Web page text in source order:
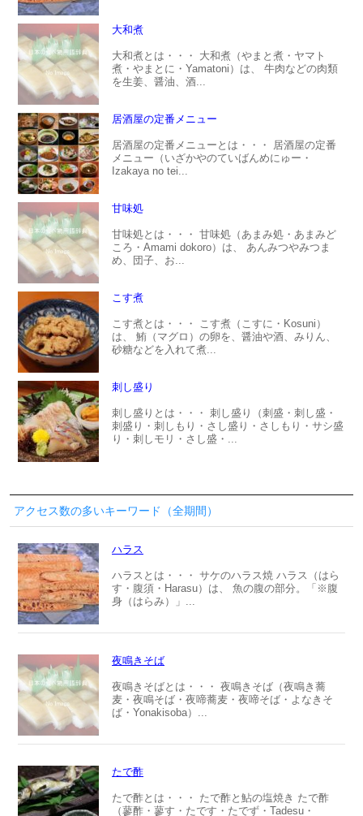
大和煮
大和煮とは・・・ 大和煮（やまと煮・ヤマト
煮・やまとに・Yamatoni）は、 牛肉などの肉類
を生姜、醤油、酒...
居酒屋の定番メニュー
居酒屋の定番メニューとは・・・ 居酒屋の定番
メニュー（いざかやのていばんめにゅー・
Izakaya no tei...
甘味処
甘味処とは・・・ 甘味処（あまみ処・あまみど
ころ・Amami dokoro）は、 あんみつやみつま
め、団子、お...
こす煮
こす煮とは・・・ こす煮（こすに・Kosuni）
は、 鮪（マグロ）の卵を、醤油や酒、みりん、
砂糖などを入れて煮...
刺し盛り
刺し盛りとは・・・ 刺し盛り（刺盛・刺し盛・
刺盛り・刺しもり・さし盛り・さしもり・サシ盛
り・刺しモリ・さし盛・...
アクセス数の多いキーワード（全期間）
ハラス
ハラスとは・・・ サケのハラス焼 ハラス（はら
す・腹須・Harasu）は、 魚の腹の部分。「※腹
身（はらみ）」...
夜鳴きそば
夜鳴きそばとは・・・ 夜鳴きそば（夜鳴き蕎
麦・夜鳴そば・夜啼蕎麦・夜啼そば・よなきそ
ば・Yonakisoba）...
たで酢
たで酢とは・・・ たで酢と鮎の塩焼き たで酢
（蓼酢・蓼す・たです・たでず・Tadesu・